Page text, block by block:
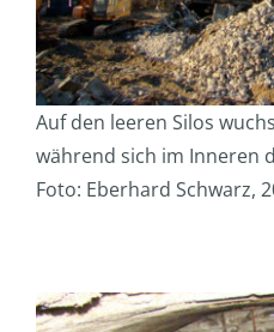
Auf den leeren Silos
während sich im Inneren
Foto: Eberhard Schwarz,